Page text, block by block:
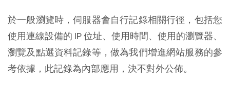
於一般瀏覽時，伺服器會自行記錄相關行徑，包括您
使用連線設備的 IP 位址、使用時間、使用的瀏覽器、
瀏覽及點選資料記錄等，做為我們增進網站服務的參
考依據，此記錄為內部應用，決不對外公佈。